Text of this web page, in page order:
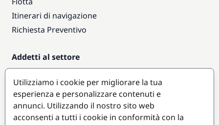
Itinerari di navigazione
Richiesta Preventivo
Addetti al settore
Accesso armatori
Diventare partner
Destinazioni popolari
Utilizziamo i cookie per migliorare la tua
esperienza e personalizzare contenuti e
annunci. Utilizzando il nostro sito web
acconsenti a tutti i cookie in conformità con la